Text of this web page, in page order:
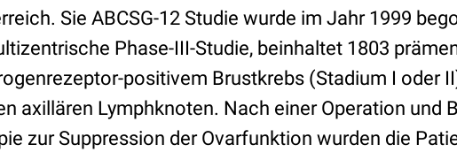
Sie ABCSG-12 Studie wurde im Jahr 1999
Phase-III-Studie, beinhaltet 1803
positivem Brustkrebs (Stadium I oder
axillären Lymphknoten. Nach einer Operation und
zur Suppression der Ovarfunktion wurden die